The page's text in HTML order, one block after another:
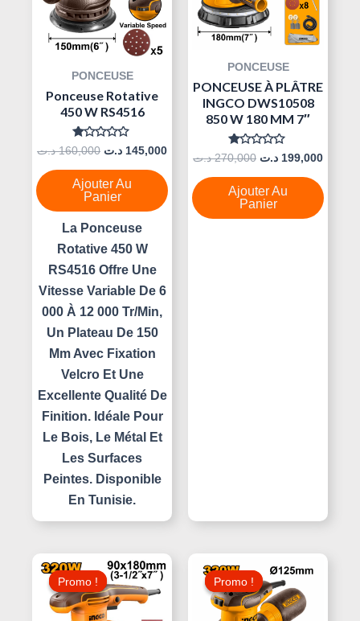
PONCEUSE
Ponceuse Rotative
450 W RS4516
Note
Sur
5
160,000 د.ت 145,000 د.ت
Ajouter Au
Panier
La Ponceuse
Rotative 450 W
RS4516 Offre Une
Vitesse Variable De 6
000 À 12 000 Tr/min,
Un Plateau De 150
Mm Avec Fixation
Velcro Et Une
Excellente Qualité De
Finition. Idéale Pour
Le Bois, Le Métal Et
Les Surfaces
Peintes. Disponible
En Tunisie.
PONCEUSE
PONCEUSE À PLÂTRE
INGCO DWS10508
850 W 180 MM 7″
Note
Sur
5
270,000 د.ت 199,000 د.ت
Ajouter Au
Panier
Promo !
Promo !
Le
Prix
Initial
Était :
Le
130,000 د.ت.
Promo !
Promo !
Prix
Initial
Était :
Le